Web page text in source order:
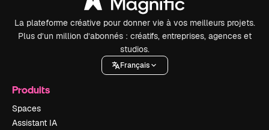
La plateforme créative pour donner vie à vos meilleurs projets.
Plus d’un million d’abonnés : créatifs, entreprises, agences et
studios.
Français
Produits
Spaces
Assistant IA